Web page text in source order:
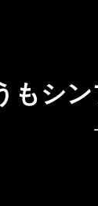
もシ